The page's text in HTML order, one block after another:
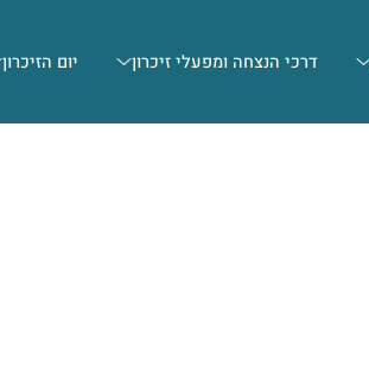
דרכי הנצחה ומפעלי זיכרון יום הזיכרון